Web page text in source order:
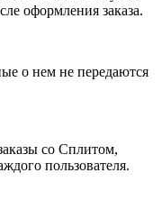
оформления заказа.
о нем не передаются
со Сплитом,
пользователя.